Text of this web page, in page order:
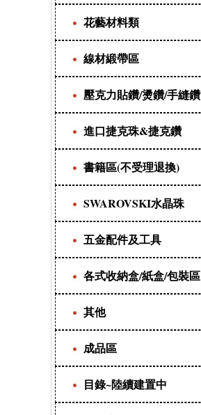
花藝材料類
線材緞帶區
壓克力貼鑽/燙鑽/手縫鑽
進口捷克珠&捷克鑽
書籍區(不受理退換)
SWAROVSKI水晶珠
五金配件及工具
各式收納盒/紙盒/包裝區
其他
成品區
目錄~陸續建置中